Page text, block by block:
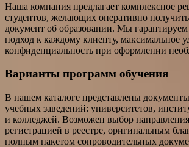
Наша компания предлагает комплексное
студентов, желающих оперативно
документ об образовании. Мы
подход к каждому клиенту, максимальное
конфиденциальность при оформлении
Варианты программ обучения
В нашем каталоге представлены
учебных заведений: университетов,
и колледжей. Возможен выбор
регистрацией в реестре, оригинальным
полным пакетом сопроводительных